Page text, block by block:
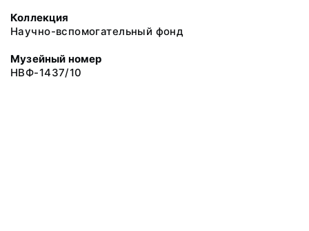
Коллекция
Научно-вспомогательный фонд
Музейный номер
НВФ-1437/10